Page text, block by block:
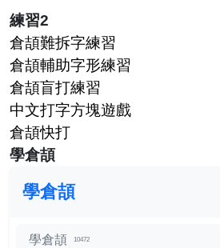
練習2
倉頡難拆字練習
倉頡輔助字形練習
倉頡盲打練習
中文打字方塊遊戲
倉頡快打
學倉頡
學倉頡
學倉頡 10472